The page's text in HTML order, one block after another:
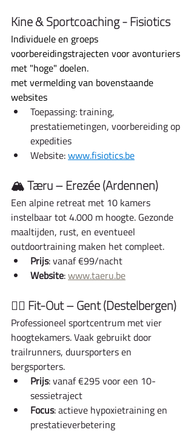
Kine & Sportcoaching - Fisiotics
Individuele en groeps
voorbereidingstrajecten voor avonturiers
met "hoge" doelen.
met vermelding van bovenstaande
websites
Toepassing: training,
prestatiemetingen, voorbereiding op
expedities
Website: www.fisiotics.be
🏔️ Tæru – Erezée (Ardennen)
Een alpine retreat met 10 kamers
instelbaar tot 4.000 m hoogte. Gezonde
maaltijden, rust, en eventueel
outdoortraining maken het compleet.
Prijs: vanaf €99/nacht
Website: www.taeru.be
🏃‍♂️ Fit-Out – Gent (Destelbergen)
Professioneel sportcentrum met vier
hoogtekamers. Vaak gebruikt door
trailrunners, duursporters en
bergsporters.
Prijs: vanaf €295 voor een 10-
sessietraject
Focus: actieve hypoxietraining en
prestatieverbetering